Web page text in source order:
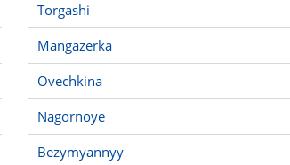
Torgashi
Mangazerka
Ovechkina
Nagornoye
Bezymyannyy